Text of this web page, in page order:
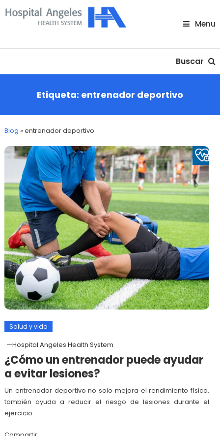
Skip
To
Menu
Buscar
Etiqueta: entrenador deportivo
Blog »entrenador deportivo
Salud y vida
Hospital Angeles Health System
¿Cómo un entrenador puede ayudar
a evitar lesiones?
Un entrenador deportivo no solo mejora el rendimiento físico,
también ayuda a reducir el riesgo de lesiones durante el
ejercicio.